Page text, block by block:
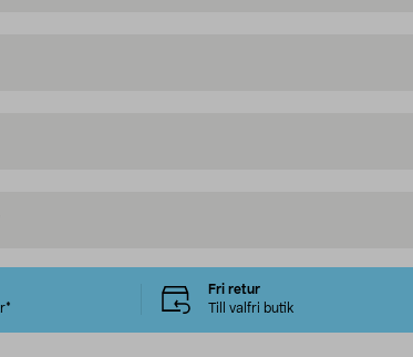
Fri retur
Till valfri butik